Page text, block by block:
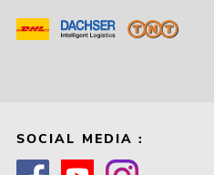
SOCIAL MEDIA :